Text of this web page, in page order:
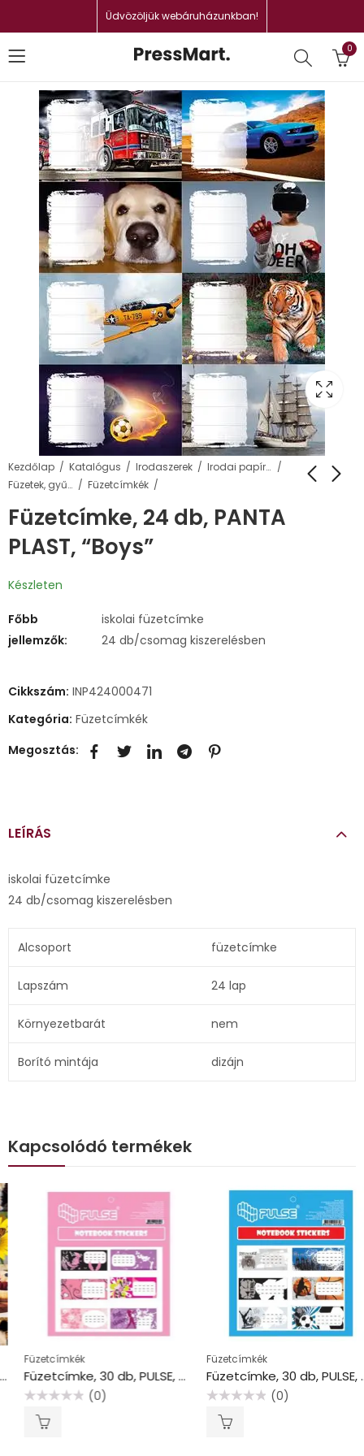
Üdvözöljük webáruházunkban!
0
Kezdőlap Katalógus Irodaszerek
Irodai papíráru
Füzetek, gyűrűskönyvbetétek
Füzetcímkék
Füzetcímke, 24 db, PANTA
PLAST, “Boys”
Készleten
Főbb
jellemzők:
iskolai füzetcímke
24 db/csomag kiszerelésben
Cikkszám: INP424000471
Kategória: Füzetcímkék
Megosztás:
LEÍRÁS
iskolai füzetcímke
24 db/csomag kiszerelésben
Alcsoport füzetcímke
Lapszám 24 lap
Környezetbarát nem
Borító mintája dizájn
Kapcsolódó termékek
Füzetcímkék
Füzetcímke, 30 db, PULSE, “Girls”
(0)
Füzetcímkék
Füzetcímke, 30 db, PULSE, “Boys”
(0)